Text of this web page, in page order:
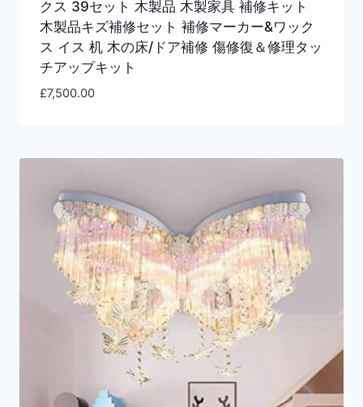
クス 39セット 木製品 木製家具 補修キット
木製品キズ補修セット 補修マーカー&ワック
ス イス 机 木の床/ドア補修 傷修復＆修理タッ
チアップキット
£7,500.00